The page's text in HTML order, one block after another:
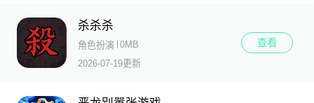
杀杀杀
角色扮演
0MB
2026-07-19更新
查看